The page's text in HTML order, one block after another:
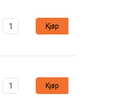
Kjøp
Kjøp